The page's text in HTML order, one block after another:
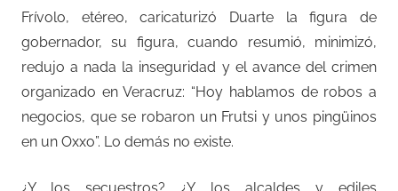
Frívolo, etéreo, caricaturizó Duarte la figura de
gobernador, su figura, cuando resumió, minimizó,
redujo a nada la inseguridad y el avance del crimen
organizado en Veracruz: “Hoy hablamos de robos a
negocios, que se robaron un Frutsi y unos pingüinos
en un Oxxo”. Lo demás no existe.